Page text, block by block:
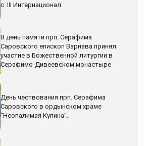
с. III Интернационал
В день памяти прп. Серафима
Саровского епископ Варнава принял
участие в Божественной литургии в
Серафимо-Дивеевском монастыре
День чествования прп. Серафима
Саровского в ордынском храме
"Неопалимая Купина".